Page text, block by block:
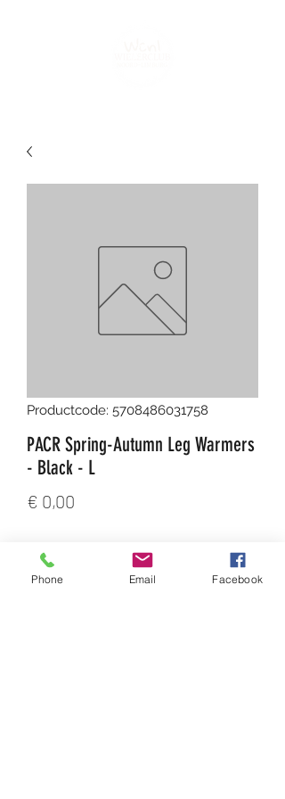
Productcode: 5708486031758
PACR Spring-Autumn Leg Warmers
- Black - L
€ 0,00
Aantal
Phone Email Facebook